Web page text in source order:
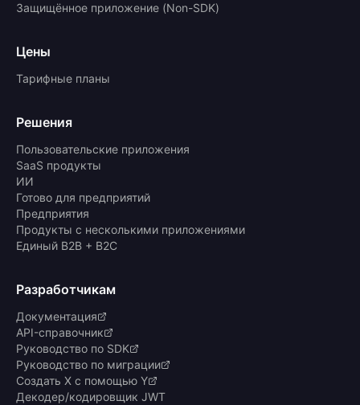
Защищённое приложение (Non-SDK)
Цены
Тарифные планы
Решения
Пользовательские приложения
SaaS продукты
ИИ
Готово для предприятий
Предприятия
Продукты с несколькими приложениями
Единый B2B + B2C
Разработчикам
Документация
API-справочник
Руководство по SDK
Руководство по миграции
Создать X с помощью Y
Декодер/кодировщик JWT